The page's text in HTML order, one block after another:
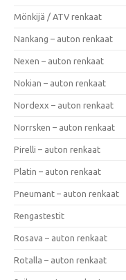
Mönkijä / ATV renkaat
Nankang – auton renkaat
Nexen – auton renkaat
Nokian – auton renkaat
Nordexx – auton renkaat
Norrsken – auton renkaat
Pirelli – auton renkaat
Platin – auton renkaat
Pneumant – auton renkaat
Rengastestit
Rosava – auton renkaat
Rotalla – auton renkaat